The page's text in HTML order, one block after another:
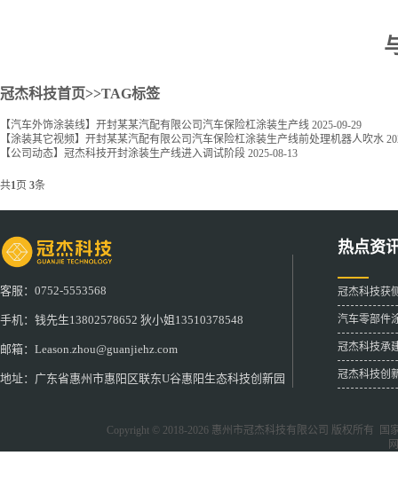
冠杰科技首页>>TAG标签
【汽车外饰涂装线】开封某某汽配有限公司汽车保险杠涂装生产线 2025-09-29
【涂装其它视频】开封某某汽配有限公司汽车保险杠涂装生产线前处理机器人吹水
【公司动态】冠杰科技开封涂装生产线进入调试阶段 2025-08-13
共1页 3条
客服：0752-5553568
手机：钱先生13802578652 狄小姐13510378548
邮箱：Leason.zhou@guanjiehz.com
地址：广东省惠州市惠阳区联东U谷惠阳生态科技创新园
热点资
冠杰科技获
汽车零部件
冠杰科技承
冠杰科技创
Copyright © 2018-2026 惠州市冠杰科技有限公司
版权所有 国